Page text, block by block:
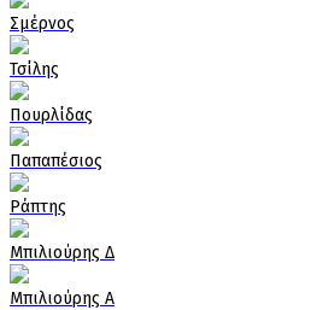
Σμέρνος
Τσίλης
Πουρλίδας
Παπαπέσιος
Ράπτης
Μπιλιούρης Δ
Μπιλιούρης Α